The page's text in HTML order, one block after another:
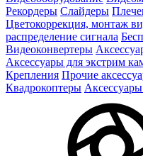
Рекордеры Слайдеры
Цветокоррекция, монтаж
распределение сигнала
Видеоконвертеры
Аксессуары для экстрим
Крепления Прочие
Квадрокоптеры